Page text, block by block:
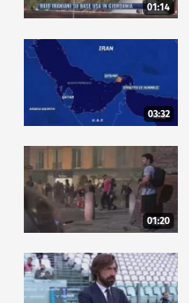
01:14
03:32
01:20